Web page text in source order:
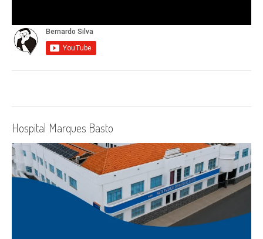
Hospital Marques Basto